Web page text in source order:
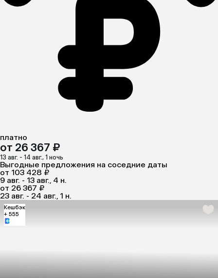
платно
от 26 367 ₽
13 авг. - 14 авг., 1 ночь
Выгодные предложения на соседние даты
от 103 428 ₽
9 авг. - 13 авг., 4 н.
от 26 367 ₽
23 авг. - 24 авг., 1 н.
Кешбэк
+ 555